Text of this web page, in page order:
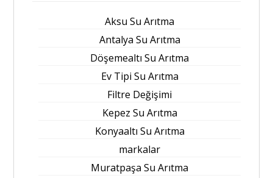
Aksu Su Arıtma
Antalya Su Arıtma
Döşemealtı Su Arıtma
Ev Tipi Su Arıtma
Filtre Değişimi
Kepez Su Arıtma
Konyaaltı Su Arıtma
markalar
Muratpaşa Su Arıtma